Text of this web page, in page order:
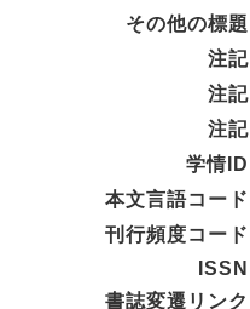
その他の標題
注記
注記
注記
学情ID
本文言語コード
刊行頻度コード
ISSN
書誌変遷リンク